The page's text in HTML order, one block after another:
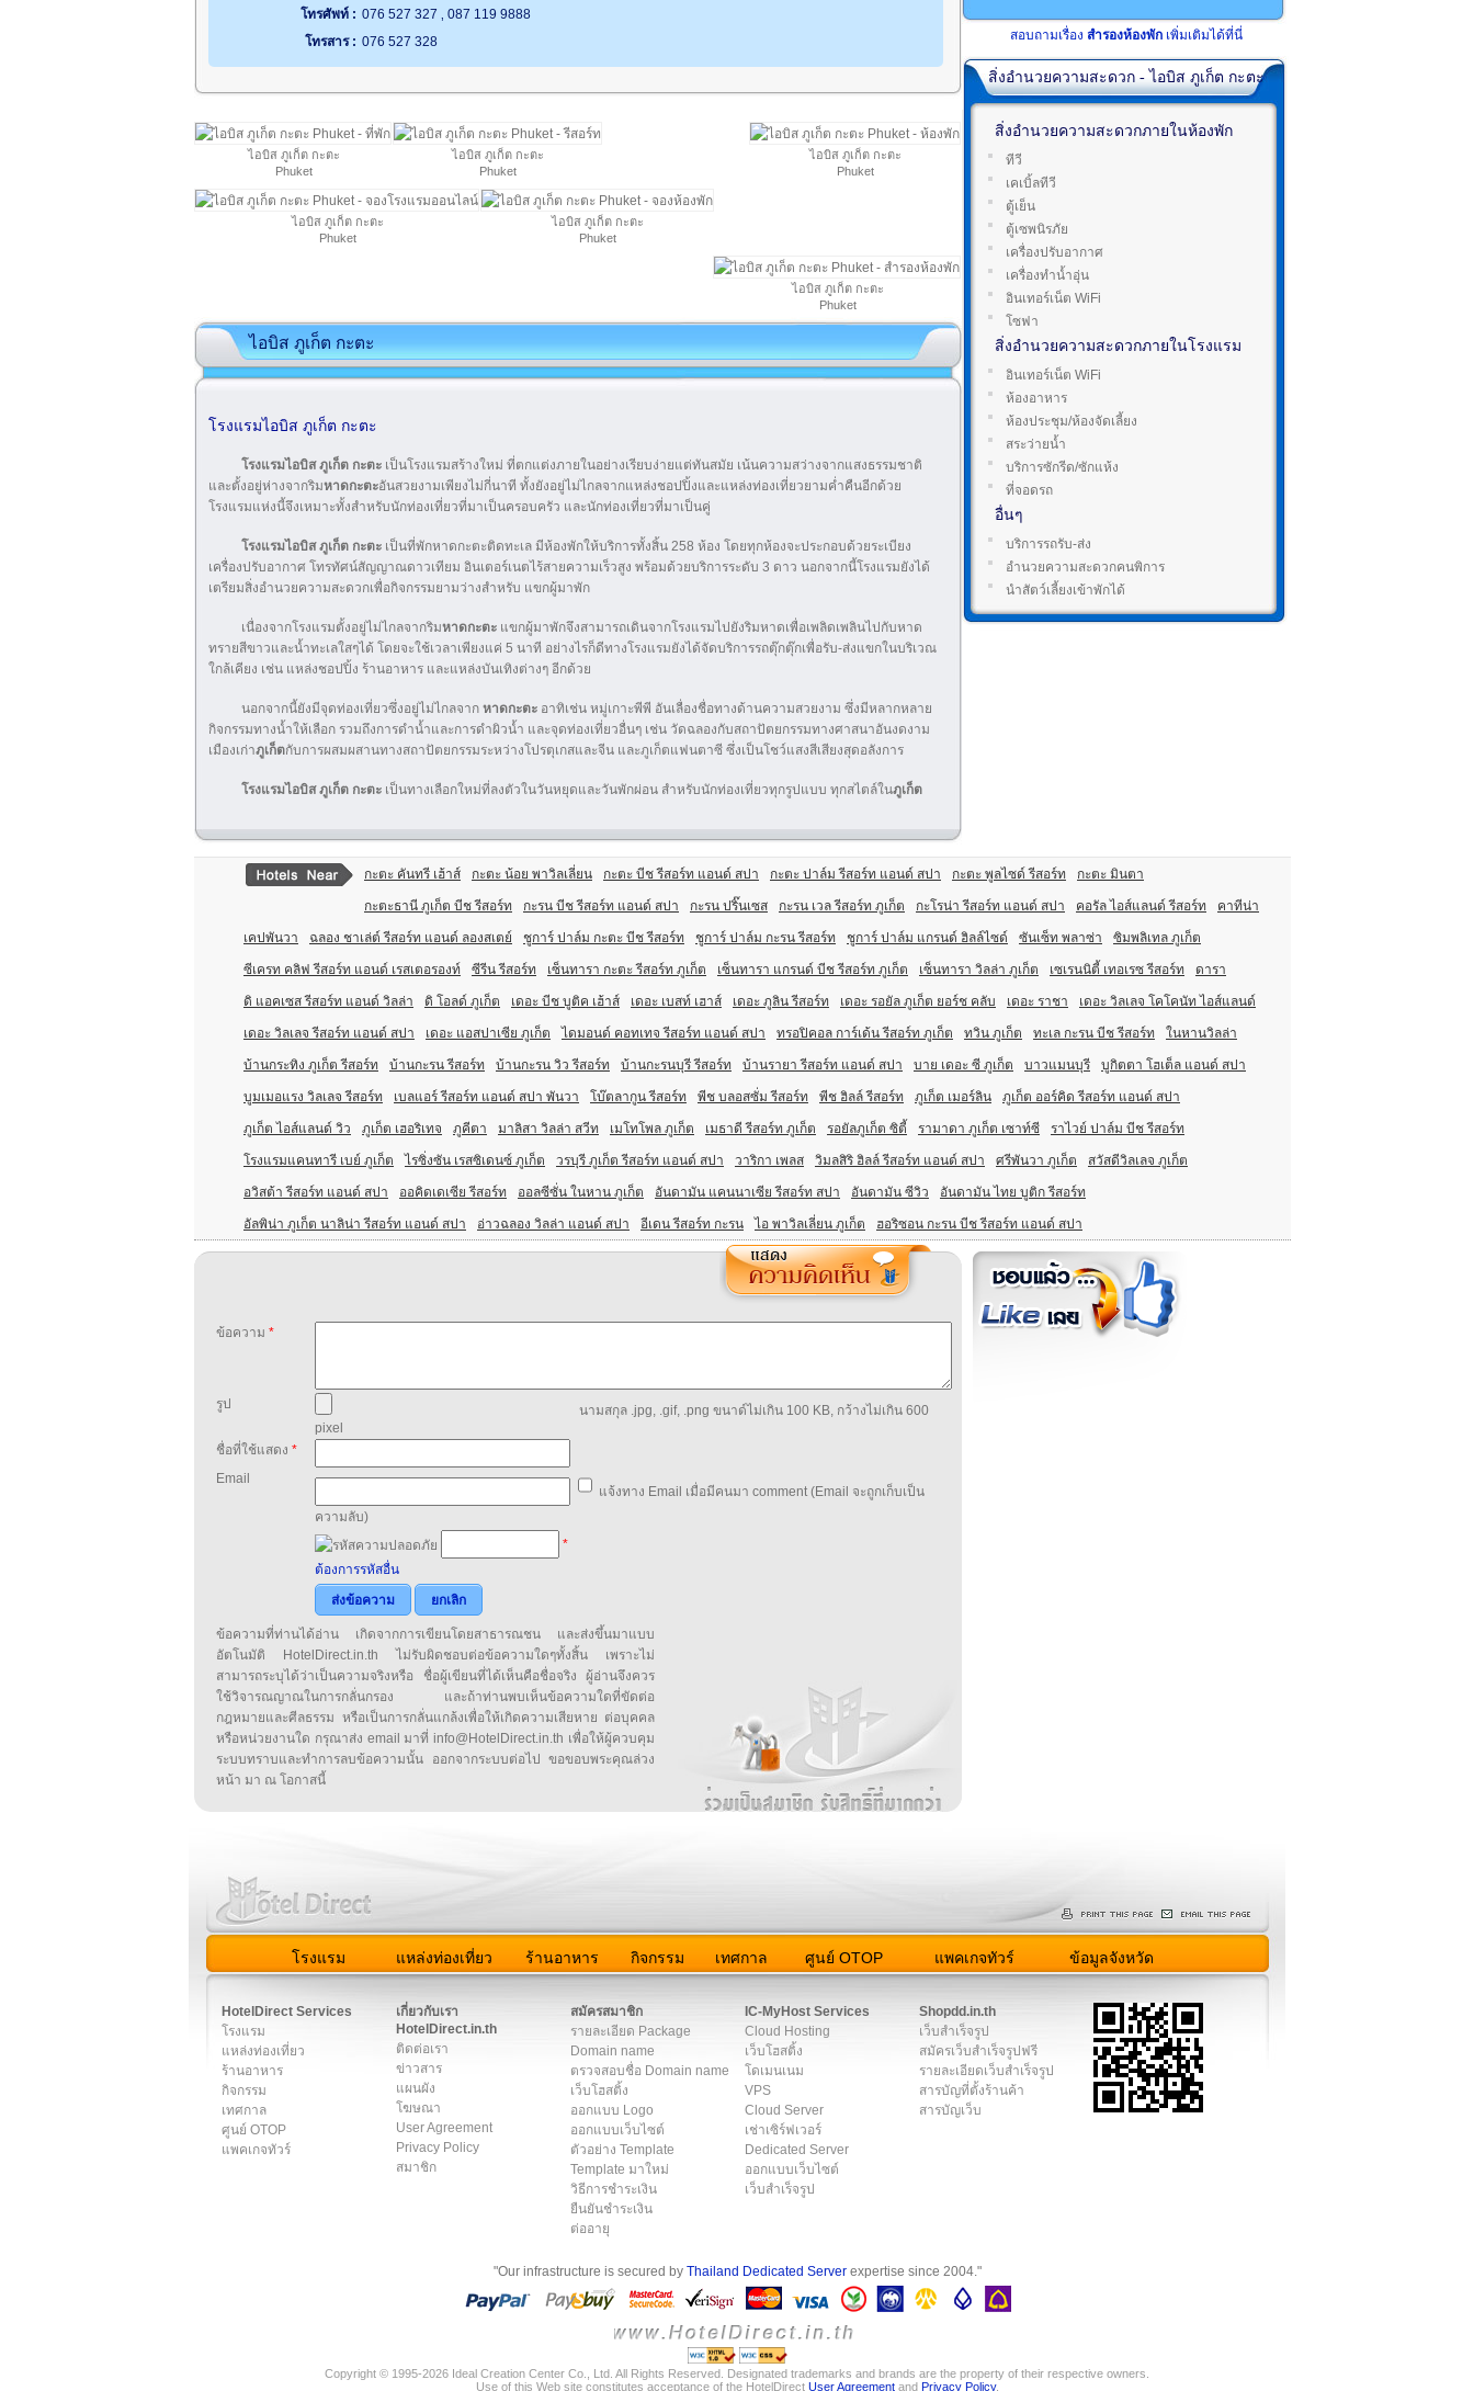
โทรศัพท์ : 076 527 327 ‚ 087 119 9888
โทรสาร : 076 527 328
ไอบิส ภูเก็ต กะตะ
Phuket
ไอบิส ภูเก็ต กะตะ
Phuket
ไอบิส ภูเก็ต กะตะ
Phuket
ไอบิส ภูเก็ต กะตะ
Phuket
ไอบิส ภูเก็ต กะตะ
Phuket
ไอบิส ภูเก็ต กะตะ
Phuket
ไอบิส ภูเก็ต กะตะ
โรงแรมไอบิส ภูเก็ต กะตะ
โรงแรมไอบิส ภูเก็ต กะตะ เป็นโรงแรมสร้างใหม่ ที่ตกแต่งภายในอย่างเรียบง่ายแต่ทันสมัย เน้นความสว่างจากแสงธรรมชาติ
และตั้งอยู่ห่างจากริมหาดกะตะอันสวยงามเพียงไม่กี่นาที ทั้งยังอยู่ไม่ไกลจากแหล่งชอปปิ้งและแหล่งท่องเที่ยวยามค่ำคืนอีกด้วย
โรงแรมแห่งนี้จึงเหมาะทั้งสำหรับนักท่องเที่ยวที่มาเป็นครอบครัว และนักท่องเที่ยวที่มาเป็นคู่
โรงแรมไอบิส ภูเก็ต กะตะ เป็นที่พักหาดกะตะติดทะเล มีห้องพักให้บริการทั้งสิ้น 258 ห้อง โดยทุกห้องจะประกอบด้วยระเบียง
เครื่องปรับอากาศ โทรทัศน์สัญญาณดาวเทียม อินเตอร์เนตไร้สายความเร็วสูง พร้อมด้วยบริการระดับ 3 ดาว นอกจากนี้โรงแรมยังได้
เตรียมสิ่งอำนวยความสะดวกเพื่อกิจกรรมยามว่างสำหรับ แขกผู้มาพัก
เนื่องจากโรงแรมตั้งอยู่ไม่ไกลจากริมหาดกะตะ แขกผู้มาพักจึงสามารถเดินจากโรงแรมไปยังริมหาดเพื่อเพลิดเพลินไปกับหาด
ทรายสีขาวและน้ำทะเลใสๆได้ โดยจะใช้เวลาเพียงแค่ 5 นาที อย่างไรก็ดีทางโรงแรมยังได้จัดบริการรถตุ๊กตุ๊กเพื่อรับ-ส่งแขกในบริเวณ
ใกล้เคียง เช่น แหล่งชอปปิ้ง ร้านอาหาร และแหล่งบันเทิงต่างๆ อีกด้วย
นอกจากนี้ยังมีจุดท่องเที่ยวซึ่งอยู่ไม่ไกลจาก หาดกะตะ อาทิเช่น หมู่เกาะพีพี อันเลื่องชื่อทางด้านความสวยงาม ซึ่งมีหลากหลาย
กิจกรรมทางน้ำให้เลือก รวมถึงการดำน้ำและการดำผิวน้ำ และจุดท่องเที่ยวอื่นๆ เช่น วัดฉลองกับสถาปัตยกรรมทางศาสนาอันงดงาม
เมืองเก่าภูเก็ตกับการผสมผสานทางสถาปัตยกรรมระหว่างโปรตุเกสและจีน และภูเก็ตแฟนตาซี ซึ่งเป็นโชว์แสงสีเสียงสุดอลังการ
โรงแรมไอบิส ภูเก็ต กะตะ เป็นทางเลือกใหม่ที่ลงตัวในวันหยุดและวันพักผ่อน สำหรับนักท่องเที่ยวทุกรูปแบบ ทุกสไตล์ในภูเก็ต
สอบถามเรื่อง สำรองห้องพัก เพิ่มเติมได้ที่นี่
สิ่งอำนวยความสะดวก - ไอบิส ภูเก็ต กะตะ
สิ่งอำนวยความสะดวกภายในห้องพัก
ทีวี
เคเบิ้ลทีวี
ตู้เย็น
ตู้เซพนิรภัย
เครื่องปรับอากาศ
เครื่องทำน้ำอุ่น
อินเทอร์เน็ต WiFi
โซฟา
สิ่งอำนวยความสะดวกภายในโรงแรม
อินเทอร์เน็ต WiFi
ห้องอาหาร
ห้องประชุม/ห้องจัดเลี้ยง
สระว่ายน้ำ
บริการซักรีด/ซักแห้ง
ที่จอดรถ
อื่นๆ
บริการรถรับ-ส่ง
อำนวยความสะดวกคนพิการ
นำสัตว์เลี้ยงเข้าพักได้
กะตะ คันทรี เฮ้าส์ กะตะ น้อย พาวิลเลี่ยน กะตะ บีช รีสอร์ท แอนด์ สปา กะตะ ปาล์ม รีสอร์ท แอนด์ สปา กะตะ พูลไซด์ รีสอร์ท กะตะ มินตา
กะตะธานี ภูเก็ต บีช รีสอร์ท กะรน บีช รีสอร์ท แอนด์ สปา กะรน ปริ๊นเซส กะรน เวล รีสอร์ท ภูเก็ต กะโรน่า รีสอร์ท แอนด์ สปา คอรัล ไอส์แลนด์ รีสอร์ท คาทีน่า
เคปพันวา ฉลอง ชาเล่ต์ รีสอร์ท แอนด์ ลองสเตย์ ชูการ์ ปาล์ม กะตะ บีช รีสอร์ท ชูการ์ ปาล์ม กะรน รีสอร์ท ชูการ์ ปาล์ม แกรนด์ ฮิลล์ไซด์ ซันเซ็ท พลาซ่า ซิมพลิเทล ภูเก็ต
ซีเครท คลิฟ รีสอร์ท แอนด์ เรสเตอรองท์ ซีรีน รีสอร์ท เซ็นทารา กะตะ รีสอร์ท ภูเก็ต เซ็นทารา แกรนด์ บีช รีสอร์ท ภูเก็ต เซ็นทารา วิลล่า ภูเก็ต เซเรนนิตี้ เทอเรซ รีสอร์ท ดารา
ดิ แอคเซส รีสอร์ท แอนด์ วิลล่า ดิ โอลด์ ภูเก็ต เดอะ บีช บูติค เฮ้าส์ เดอะ เบสท์ เฮาส์ เดอะ ภูลิน รีสอร์ท เดอะ รอยัล ภูเก็ต ยอร์ช คลับ เดอะ ราชา เดอะ วิลเลจ โคโคนัท ไอส์แลนด์
เดอะ วิลเลจ รีสอร์ท แอนด์ สปา เดอะ แอสปาเซีย ภูเก็ต ไดมอนด์ คอทเทจ รีสอร์ท แอนด์ สปา ทรอปิคอล การ์เด้น รีสอร์ท ภูเก็ต ทวิน ภูเก็ต ทะเล กะรน บีช รีสอร์ท ในหานวิลล่า
บ้านกระทิง ภูเก็ต รีสอร์ท บ้านกะรน รีสอร์ท บ้านกะรน วิว รีสอร์ท บ้านกะรนบุรี รีสอร์ท บ้านรายา รีสอร์ท แอนด์ สปา บาย เดอะ ซี ภูเก็ต บาวแมนบุรี บูกิตตา โฮเต็ล แอนด์ สปา
บูมเมอแรง วิลเลจ รีสอร์ท เบลแอร์ รีสอร์ท แอนด์ สปา พันวา โบ๊ตลากูน รีสอร์ท พีช บลอสซั่ม รีสอร์ท พีช ฮิลล์ รีสอร์ท ภูเก็ต เมอร์ลิน ภูเก็ต ออร์คิด รีสอร์ท แอนด์ สปา
ภูเก็ต ไอส์แลนด์ วิว ภูเก็ต เฮอริเทจ ภูคีตา มาลิสา วิลล่า สวีท เมโทโพล ภูเก็ต เมธาดี รีสอร์ท ภูเก็ต รอยัลภูเก็ต ซิตี้ รามาดา ภูเก็ต เซาท์ซี ราไวย์ ปาล์ม บีช รีสอร์ท
โรงแรมแคนทารี เบย์ ภูเก็ต ไรซิ่งซัน เรสซิเดนซ์ ภูเก็ต วรบุรี ภูเก็ต รีสอร์ท แอนด์ สปา วาริกา เพลส วิมลสิริ ฮิลล์ รีสอร์ท แอนด์ สปา ศรีพันวา ภูเก็ต สวัสดีวิลเลจ ภูเก็ต
อวิสต้า รีสอร์ท แอนด์ สปา ออคิดเดเซีย รีสอร์ท ออลซีซั่น ในหาน ภูเก็ต อันดามัน แคนนาเซีย รีสอร์ท สปา อันดามัน ซีวิว อันดามัน ไทย บูติก รีสอร์ท
อัลพิน่า ภูเก็ต นาลิน่า รีสอร์ท แอนด์ สปา อ่าวฉลอง วิลล่า แอนด์ สปา อีเดน รีสอร์ท กะรน ไอ พาวิลเลี่ยน ภูเก็ต ฮอริซอน กะรน บีช รีสอร์ท แอนด์ สปา
ข้อความ *
รูป
นามสกุล .jpg, .gif, .png ขนาด์ไม่เกิน 100 KB, กว้างไม่เกิน 600
pixel
ชื่อที่ใช้แสดง *
Email
แจ้งทาง Email เมื่อมีคนมา comment (Email จะถูกเก็บเป็น
ความลับ)
*
ต้องการรหัสอื่น
ส่งข้อความ
ยกเลิก
ข้อความที่ท่านได้อ่าน เกิดจากการเขียนโดยสาธารณชน และส่งขึ้นมาแบบ
อัตโนมัติ HotelDirect.in.th ไม่รับผิดชอบต่อข้อความใดๆทั้งสิ้น เพราะไม่
สามารถระบุได้ว่าเป็นความจริงหรือ ชื่อผู้เขียนที่ได้เห็นคือชื่อจริง ผู้อ่านจึงควร
ใช้วิจารณญาณในการกลั่นกรอง และถ้าท่านพบเห็นข้อความใดที่ขัดต่อ
กฎหมายและศีลธรรม หรือเป็นการกลั่นแกล้งเพื่อให้เกิดความเสียหาย ต่อบุคคล
หรือหน่วยงานใด กรุณาส่ง email มาที่ info@HotelDirect.in.th เพื่อให้ผู้ควบคุม
ระบบทราบและทำการลบข้อความนั้น ออกจากระบบต่อไป ขอขอบพระคุณล่วง
หน้า มา ณ โอกาสนี้
โรงแรม แหล่งท่องเที่ยว ร้านอาหาร กิจกรรม เทศกาล ศูนย์ OTOP แพคเกจทัวร์ ข้อมูลจังหวัด
HotelDirect Services
โรงแรม
แหล่งท่องเที่ยว
ร้านอาหาร
กิจกรรม
เทศกาล
ศูนย์ OTOP
แพคเกจทัวร์
เกี่ยวกับเรา
HotelDirect.in.th
ติดต่อเรา
ข่าวสาร
แผนผัง
โฆษณา
User Agreement
Privacy Policy
สมาชิก
สมัครสมาชิก
รายละเอียด Package
Domain name
ตรวจสอบชื่อ Domain name
เว็บโฮสติ้ง
ออกแบบ Logo
ออกแบบเว็บไซต์
ตัวอย่าง Template
Template มาใหม่
วิธีการชำระเงิน
ยืนยันชำระเงิน
ต่ออายุ
IC-MyHost Services
Cloud Hosting
เว็บโฮสติ้ง
โดเมนเนม
VPS
Cloud Server
เช่าเซิร์ฟเวอร์
Dedicated Server
ออกแบบเว็บไซต์
เว็บสำเร็จรูป
Shopdd.in.th
เว็บสำเร็จรูป
สมัครเว็บสำเร็จรูปฟรี
รายละเอียดเว็บสำเร็จรูป
สารบัญที่ตั้งร้านค้า
สารบัญเว็บ
"Our infrastructure is secured by Thailand Dedicated Serverexpertise since 2004."
Copyright © 1995-2026 Ideal Creation Center Co., Ltd. All Rights Reserved. Designated trademarks and brands are the property of their respective owners.
Use of this Web site constitutes acceptance of the HotelDirect User Agreementand Privacy Policy.